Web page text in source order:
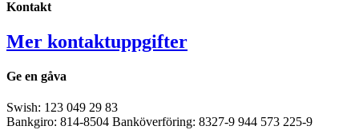
Kontakt
Mer kontaktuppgifter
Ge en gåva
Swish: 123 049 29 83
Bankgiro: 814-8504 Banköverföring: 8327-9 944 573 225-9